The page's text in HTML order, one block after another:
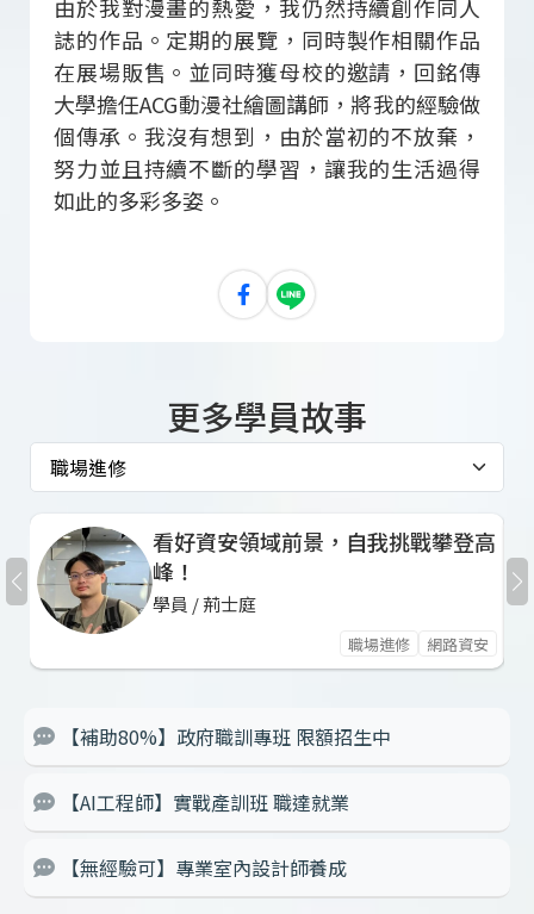
由於我對漫畫的熱愛，我仍然持續創作同人
誌的作品。定期的展覽，同時製作相關作品
在展場販售。並同時獲母校的邀請，回銘傳
大學擔任ACG動漫社繪圖講師，將我的經驗做
個傳承。我沒有想到，由於當初的不放棄，
努力並且持續不斷的學習，讓我的生活過得
如此的多彩多姿。
更多學員故事
看好資安領域前景，自我挑戰攀登高
峰！
學員 / 荊士庭
職場進修 網路資安
【補助80%】政府職訓專班 限額招生中
【AI工程師】實戰產訓班 職達就業
【無經驗可】專業室內設計師養成